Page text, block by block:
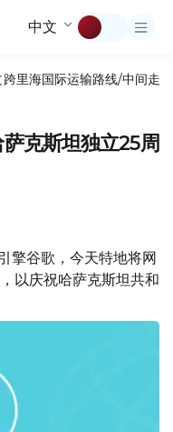
中文
跨里海国际运输路线/中间走廊
克斯坦独立25周
擎谷歌，今天特地将网
以庆祝哈萨克斯坦共和